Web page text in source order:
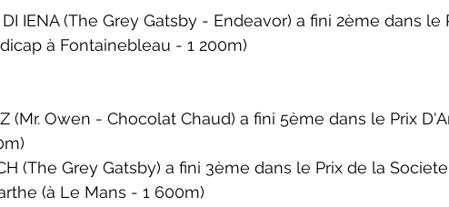
DI IENA (The Grey Gatsby - Endeavor) a fini 2ème dans le
à Fontainebleau - 1 200m)
(Mr. Owen - Chocolat Chaud) a fini 5ème dans le Prix
(The Grey Gatsby) a fini 3ème dans le Prix de la
(à Le Mans - 1 600m)